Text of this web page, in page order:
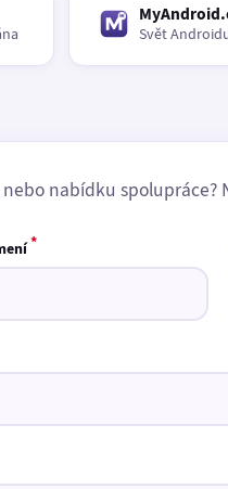
Svět
nabídku spolupráce?
*